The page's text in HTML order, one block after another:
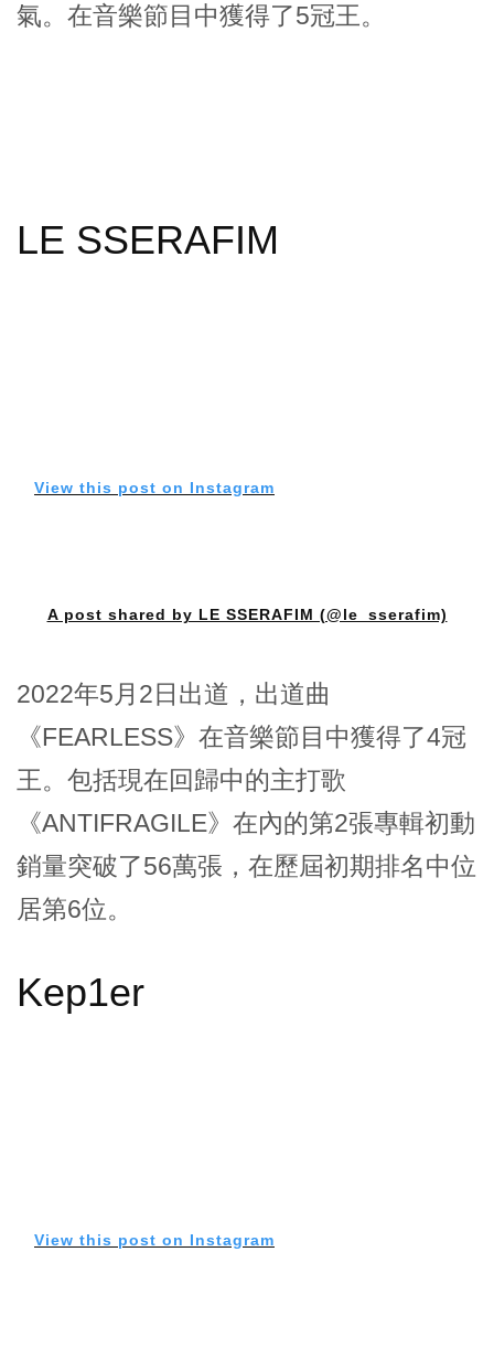
氣。在音樂節目中獲得了5冠王。
LE SSERAFIM
View this post on Instagram
A post shared by LE SSERAFIM (@le_sserafim)
2022年5月2日出道，出道曲
《FEARLESS》在音樂節目中獲得了4冠
王。包括現在回歸中的主打歌
《ANTIFRAGILE》在內的第2張專輯初動
銷量突破了56萬張，在歷屆初期排名中位
居第6位。
Kep1er
View this post on Instagram